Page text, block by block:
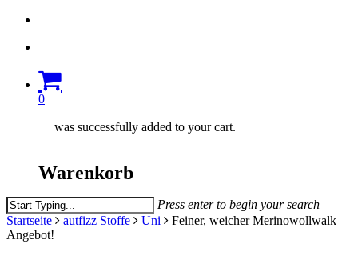
0
was successfully added to your cart.
Warenkorb
Press enter to begin your search
Close
Search
Startseite autfizz Stoffe Uni
Feiner, weicher Merinowollwalk
Angebot!